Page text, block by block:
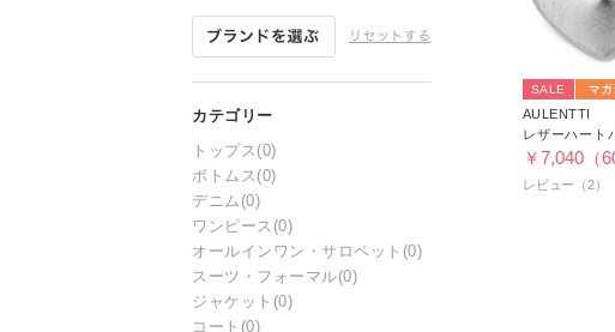
トップス (0)
ボトムス (0)
デニム (0)
ワンピース (0)
オールインワン・サロペット (0)
スーツ・フォーマル(0)
ジャケット (0)
コート (0)
SALE
AULENTTI
レザーハート
￥7,040（
レビュー（2）